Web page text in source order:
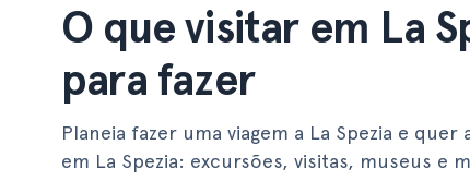
O que visitar em La
para fazer
Planeia fazer uma viagem a La Spezia e
em La Spezia: excursões, visitas, museus e